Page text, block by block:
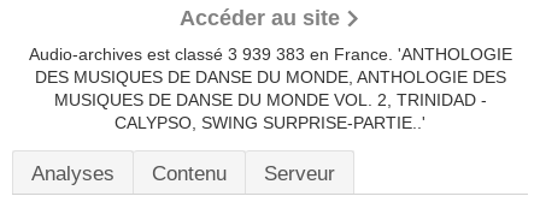
Accéder au site
Audio-archives est classé 3 939 383 en France. 'ANTHOLOGIE
DES MUSIQUES DE DANSE DU MONDE, ANTHOLOGIE DES
MUSIQUES DE DANSE DU MONDE VOL. 2, TRINIDAD -
CALYPSO, SWING SURPRISE-PARTIE..'
Analyses Contenu Serveur